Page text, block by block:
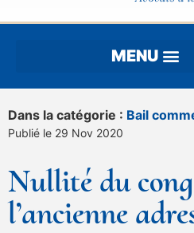
Dans la catégorie : Bail
Publié le 29 Nov 2020
Nullité du
l’ancienne